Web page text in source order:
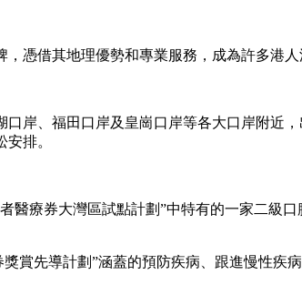
憑借其地理優勢和專業服務，成為許多港人
、福田口岸及皇崗口岸等各大口岸附近，
排。
療券大灣區試點計劃”中特有的一家二級
先導計劃”涵蓋的預防疾病、跟進慢性疾